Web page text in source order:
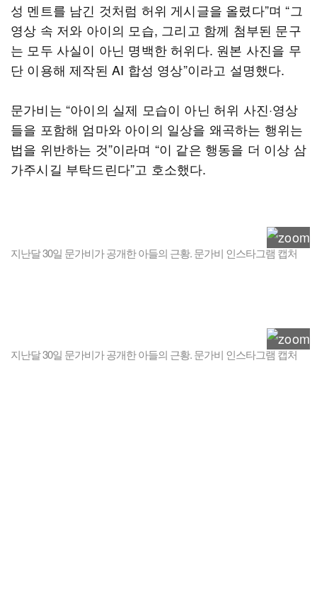
성 멘트를 남긴 것처럼 허위 게시글을 올렸다”며 “그
영상 속 저와 아이의 모습, 그리고 함께 첨부된 문구
는 모두 사실이 아닌 명백한 허위다. 원본 사진을 무
단 이용해 제작된 AI 합성 영상”이라고 설명했다.
문가비는 “아이의 실제 모습이 아닌 허위 사진·영상
들을 포함해 엄마와 아이의 일상을 왜곡하는 행위는
법을 위반하는 것”이라며 “이 같은 행동을 더 이상 삼
가주시길 부탁드린다”고 호소했다.
지난달 30일 문가비가 공개한 아들의 근황. 문가비 인스타그램 캡처
지난달 30일 문가비가 공개한 아들의 근황. 문가비 인스타그램 캡처